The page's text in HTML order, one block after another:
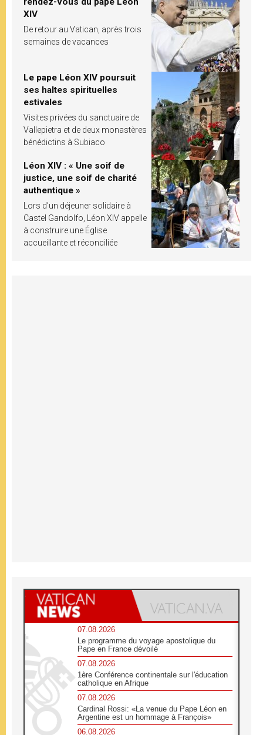
XIV
De retour au Vatican, après trois
semaines de vacances
Le pape Léon XIV poursuit
ses haltes spirituelles
estivales
Visites privées du sanctuaire de
Vallepietra et de deux monastères
bénédictins à Subiaco
Léon XIV : « Une soif de
justice, une soif de charité
authentique »
Lors d’un déjeuner solidaire à
Castel Gandolfo, Léon XIV appelle
à construire une Église
accueillante et réconciliée
07.08.2026
Le programme du voyage apostolique du
Pape en France dévoilé
07.08.2026
1ère Conférence continentale sur l'éducation
catholique en Afrique
07.08.2026
Cardinal Rossi: «La venue du Pape Léon en
Argentine est un hommage à François»
06.08.2026